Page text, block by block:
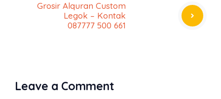
Grosir Alquran Custom
Legok – Kontak
087777 500 661
Leave a Comment